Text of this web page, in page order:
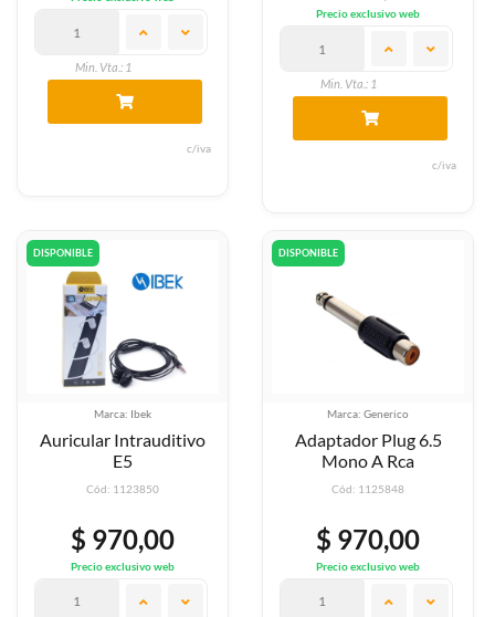
Min. Vta.: 1
c/iva
Precio exclusivo web
Min. Vta.: 1
c/iva
DISPONIBLE
Marca: Ibek
Auricular Intrauditivo
E5
Cód: 1123850
$ 970,00
Precio exclusivo web
DISPONIBLE
Marca: Generico
Adaptador Plug 6.5
Mono A Rca
Cód: 1125848
$ 970,00
Precio exclusivo web